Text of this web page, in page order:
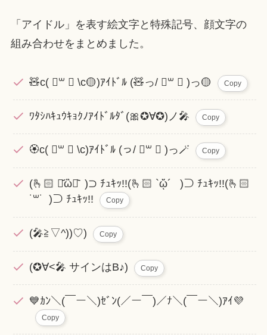
「アイドル」を表す絵文字と特殊記号、顔文字の
組み合わせをまとめました。
🧸c( ॑꒳ ॑ \c🟡)ｱｲﾄﾞﾙ (🧸っ/ ॑꒳ ॑ )っ🟡 Copy
ﾜﾀｼﾊｷｭｳｷｮｸﾉｱｲﾄﾞﾙﾀﾞ(🎀✪∀✪)ノ🎤 Copy
🏵c( ॑꒳ ॑ \c)ｱｲﾄﾞﾙ (っ/ ॑꒳ ॑ )っ🪄 Copy
(🫰🏻 ･᷄ὢ･᷅ )⊃ ﾁｭｷｯ!!(🫰🏻 `ᾥ´ )⊃ ﾁｭｷｯ!!(🫰🏻
˙꒳˙ )⊃ ﾁｭｷｯ!!
Copy
(🎤≧▽^))♡) Copy
(✪∀<🎤 サインはB♪) Copy
💙ｶﾝ＼(￣ー＼)ｾﾞﾝ(／ー￣)／ﾅ＼(￣ー＼)ｱｲ💜
Copy